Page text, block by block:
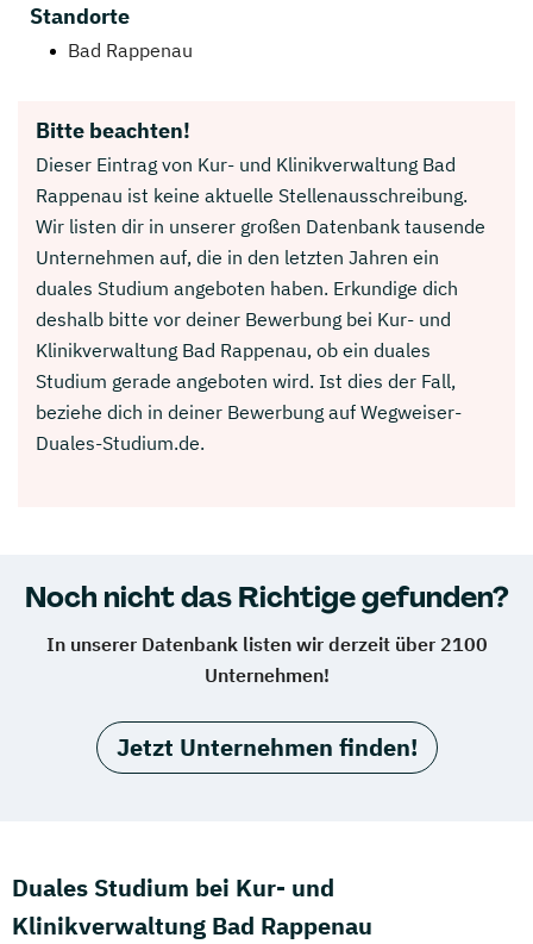
Standorte
Bad Rappenau
Bitte beachten!
Dieser Eintrag von Kur- und Klinikverwaltung Bad
Rappenau ist keine aktuelle Stellenausschreibung.
Wir listen dir in unserer großen Datenbank tausende
Unternehmen auf, die in den letzten Jahren ein
duales Studium angeboten haben. Erkundige dich
deshalb bitte vor deiner Bewerbung bei Kur- und
Klinikverwaltung Bad Rappenau, ob ein duales
Studium gerade angeboten wird. Ist dies der Fall,
beziehe dich in deiner Bewerbung auf Wegweiser-
Duales-Studium.de.
Noch nicht das Richtige gefunden?
In unserer Datenbank listen wir derzeit über 2100
Unternehmen!
Jetzt Unternehmen finden!
Duales Studium bei Kur- und
Klinikverwaltung Bad Rappenau